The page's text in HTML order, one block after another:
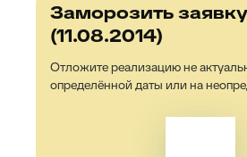
Заморозить заявку
(11.08.2014)
Отложите реализацию не
определённой даты или на